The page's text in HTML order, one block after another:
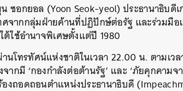
ซอกยอล (Yoon Seok-yeol) ประธานาธิบดี
ศจากกลุ่มฝ่ายค้านที่ปฏิปักษ์ต่อรัฐ และร่วมมือ
ใช้อำนาจพิเศษตั้งแต่ปี 1980
โทรทัศน์แห่งชาติในเวลา 22.00 น. ตามเว
ากมี ‘กองกำลังต่อต้านรัฐ’ และ ‘ภัยคุกคามจ
องถอดถอนตำแหน่งประธานาธิบดี